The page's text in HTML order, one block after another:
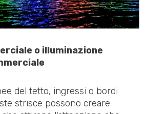
o illuminazione
del tetto, ingressi o bordi
strisce possono creare